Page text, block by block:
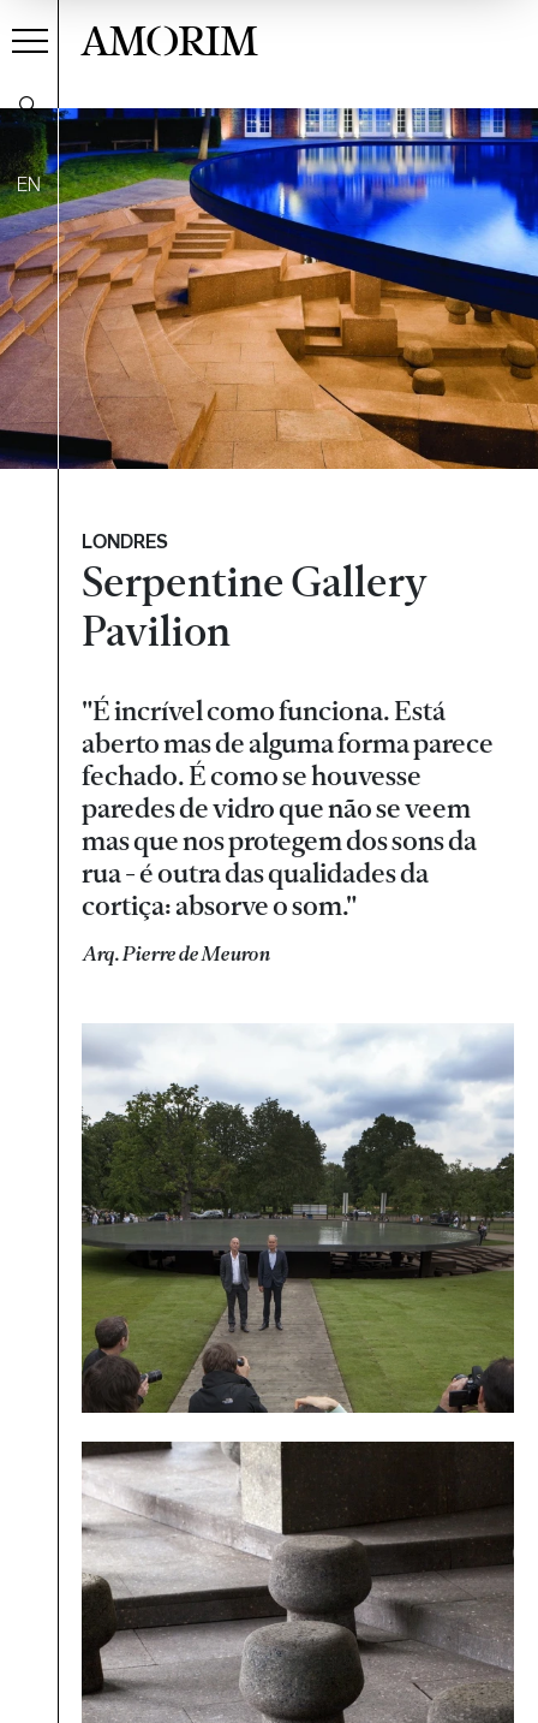
EN
AMORIM
LONDRES
Serpentine Gallery
Pavilion
"É incrível como funciona. Está
aberto mas de alguma forma parece
fechado. É como se houvesse
paredes de vidro que não se veem
mas que nos protegem dos sons da
rua - é outra das qualidades da
cortiça: absorve o som."
Arq. Pierre de Meuron